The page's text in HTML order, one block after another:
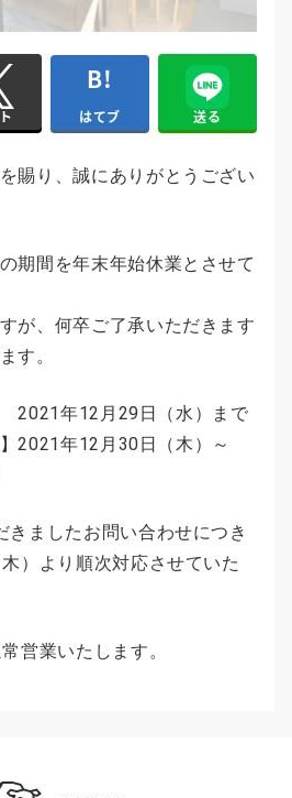
はてブ 送る
賜り、誠にありがとうござい
期間を年末年始休業とさせて
が、何卒ご了承いただきます
す。
2021年12月29日（水）まで
2021年12月30日（木）～
きましたお問い合わせにつき
）より順次対応させていた
営業いたします。